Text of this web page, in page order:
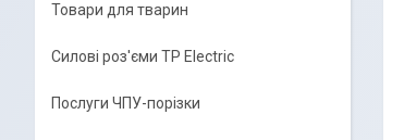
Товари для тварин
Силові роз'єми TP Electric
Послуги ЧПУ-порізки